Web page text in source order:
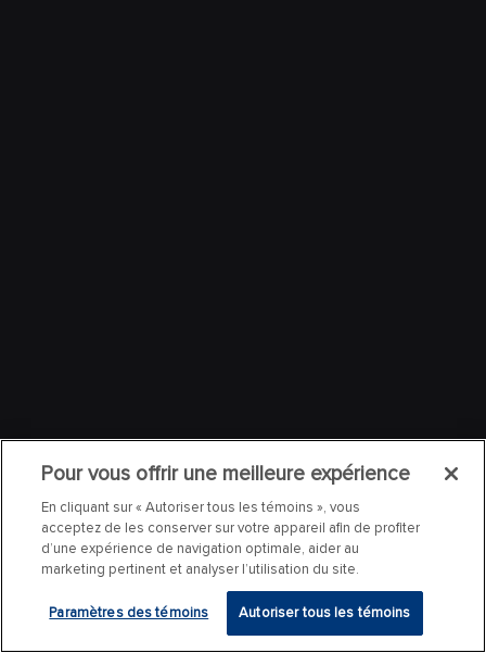
Pour vous offrir une meilleure expérience
En cliquant sur « Autoriser tous les témoins », vous
acceptez de les conserver sur votre appareil afin de profiter
d’une expérience de navigation optimale, aider au
marketing pertinent et analyser l’utilisation du site.
Paramètres des témoins Autoriser tous les témoins